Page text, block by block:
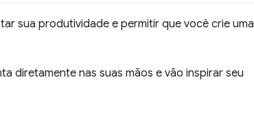
sua produtividade e permitir que você crie uma
diretamente nas suas mãos e vão inspirar seu